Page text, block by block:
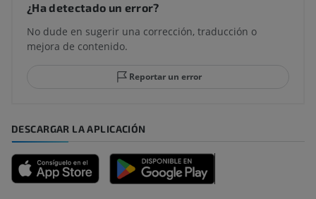
¿Ha detectado un error?
No dude en sugerir una corrección, traducción o
mejora de contenido.
Reportar un error
DESCARGAR LA APLICACIÓN